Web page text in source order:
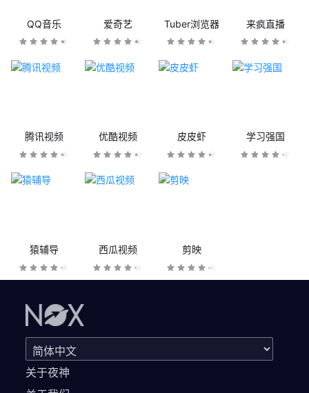
QQ音乐 爱奇艺 Tuber浏览器 来疯直播
腾讯视频 优酷视频 皮皮虾 学习强国
猿辅导 西瓜视频 剪映
关于夜神